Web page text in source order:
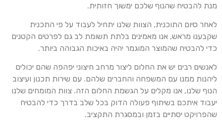
מנת להבטיח שהנוף שלכם ימשוך חזותית.
לאחר סיום התוכנית, הצוות שלנו יתחיל לעבוד על פי התכנית
שקבענו מראש, אנו מאמינים בלתת תשומת לב גם לפרטים הקטנים
כדי להבטיח שהמוצר המוגמר יהיה באיכות הגבוהה ביותר.
לאנשים רבים יש את החלום ליצור מרחב חיצוני יפהפה שהם יכולים
ליהנות ממנו עם המשפחה והחברים שלהם. עם שירות תכנון ועיצוב
הנוף שלנו, אנו מקלים על הגשמת החלום הזה. צוות המומחים שלנו
יעבוד איתכם בשיתוף פעולה הדוק בכל שלב בדרך כדי להבטיח
שהפרויקט יסתיים בזמן ובמסגרת התקציב.